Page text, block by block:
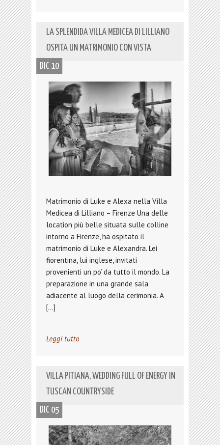
LA SPLENDIDA VILLA MEDICEA DI LILLIANO
OSPITA UN MATRIMONIO CON VISTA
DIC 10
Matrimonio di Luke e Alexa nella Villa
Medicea di Lilliano – Firenze Una delle
location più belle situata sulle colline
intorno a Firenze, ha ospitato il
matrimonio di Luke e Alexandra. Lei
fiorentina, lui inglese, invitati
provenienti un po’ da tutto il mondo. La
preparazione in una grande sala
adiacente al luogo della cerimonia. A
[…]
Leggi tutto
VILLA PITIANA, WEDDING FULL OF ENERGY IN
TUSCAN COUNTRYSIDE
DIC 05